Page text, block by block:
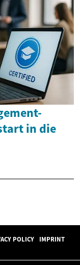
in die
POLICY IMPRINT